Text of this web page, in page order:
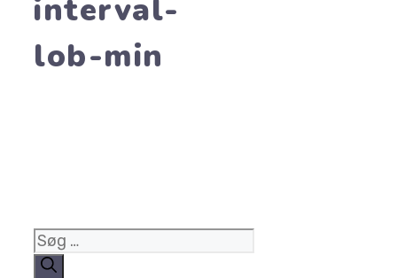
interval-
lob-min
Søg
efter: